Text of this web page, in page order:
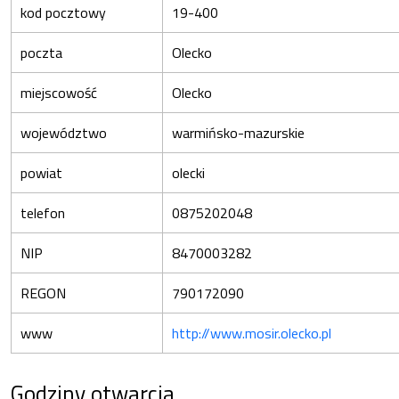
kod pocztowy
19-400
poczta
Olecko
miejscowość
Olecko
województwo
warmińsko-mazurskie
powiat
olecki
telefon
0875202048
NIP
8470003282
REGON
790172090
www
http://www.mosir.olecko.pl